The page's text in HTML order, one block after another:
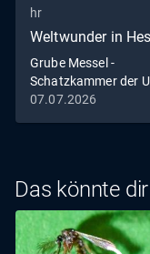
hr
Weltwunder in
Grube Messel -
Schatzkammer der
07.07.2026
Das könnte